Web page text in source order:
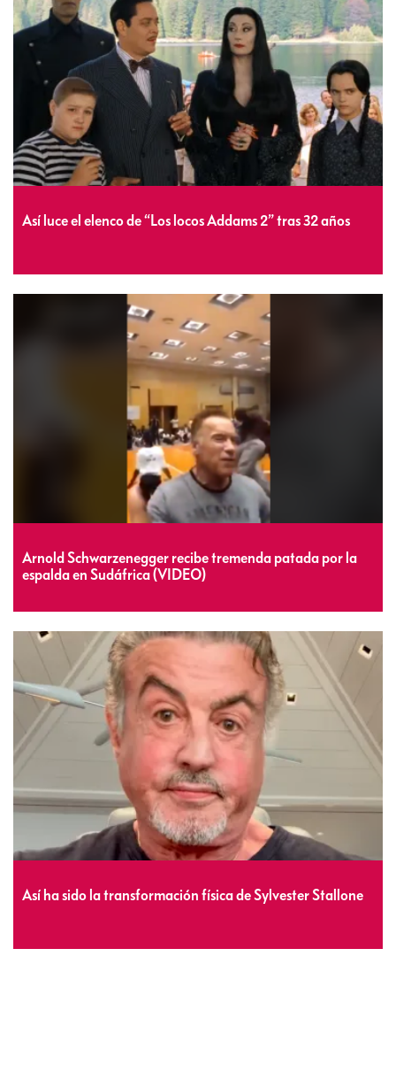
Así luce el elenco de “Los locos Addams 2” tras 32 años
Arnold Schwarzenegger recibe tremenda patada por la
espalda en Sudáfrica (VIDEO)
Así ha sido la transformación física de Sylvester Stallone